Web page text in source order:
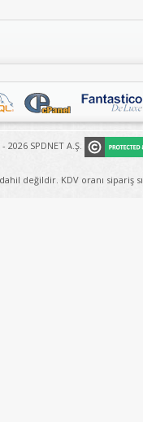
2026 SPDNET A.Ş.
değildir. KDV oranı sipariş